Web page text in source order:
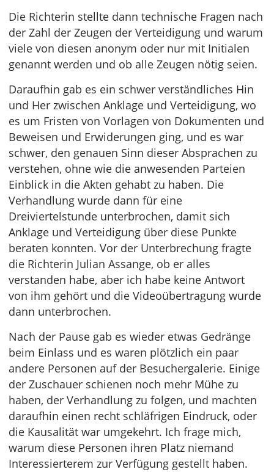
Die Richterin stellte dann technische Fragen nach
der Zahl der Zeugen der Verteidigung und warum
viele von diesen anonym oder nur mit Initialen
genannt werden und ob alle Zeugen nötig seien.
Daraufhin gab es ein schwer verständliches Hin
und Her zwischen Anklage und Verteidigung, wo
es um Fristen von Vorlagen von Dokumenten und
Beweisen und Erwiderungen ging, und es war
schwer, den genauen Sinn dieser Absprachen zu
verstehen, ohne wie die anwesenden Parteien
Einblick in die Akten gehabt zu haben. Die
Verhandlung wurde dann für eine
Dreiviertelstunde unterbrochen, damit sich
Anklage und Verteidigung über diese Punkte
beraten konnten. Vor der Unterbrechung fragte
die Richterin Julian Assange, ob er alles
verstanden habe, aber ich habe keine Antwort
von ihm gehört und die Videoübertragung wurde
dann unterbrochen.
Nach der Pause gab es wieder etwas Gedränge
beim Einlass und es waren plötzlich ein paar
andere Personen auf der Besuchergalerie. Einige
der Zuschauer schienen noch mehr Mühe zu
haben, der Verhandlung zu folgen, und machten
daraufhin einen recht schläfrigen Eindruck, oder
die Kausalität war umgekehrt. Ich frage mich,
warum diese Personen ihren Platz niemand
Interessierterem zur Verfügung gestellt haben.